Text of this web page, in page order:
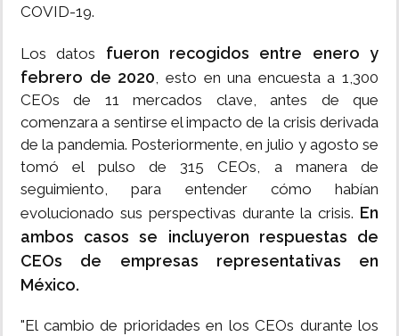
COVID-19.
Los datos fueron recogidos entre enero y
febrero de 2020, esto en una encuesta a 1,300
CEOs de 11 mercados clave, antes de que
comenzara a sentirse el impacto de la crisis derivada
de la pandemia. Posteriormente, en julio y agosto se
tomó el pulso de 315 CEOs, a manera de
seguimiento, para entender cómo habían
evolucionado sus perspectivas durante la crisis. En
ambos casos se incluyeron respuestas de
CEOs de empresas representativas en
México.
"El cambio de prioridades en los CEOs durante los